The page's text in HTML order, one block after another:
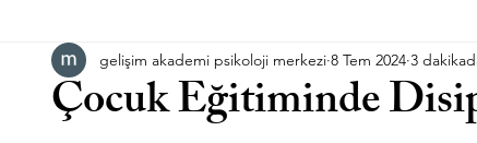
Çocuk Eğitiminde
gelişim akademi psikoloji merkezi 8 Tem 2024 3